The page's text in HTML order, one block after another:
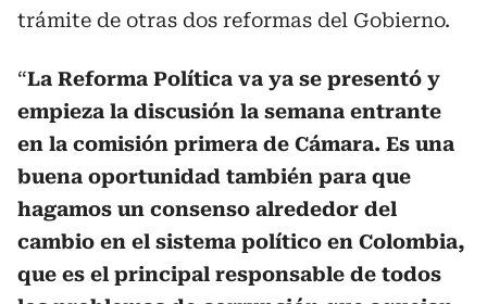
trámite de otras dos reformas del Gobierno.
“La Reforma Política va ya se presentó y
empieza la discusión la semana entrante
en la comisión primera de Cámara. Es una
buena oportunidad también para que
hagamos un consenso alrededor del
cambio en el sistema político en Colombia,
que es el principal responsable de todos